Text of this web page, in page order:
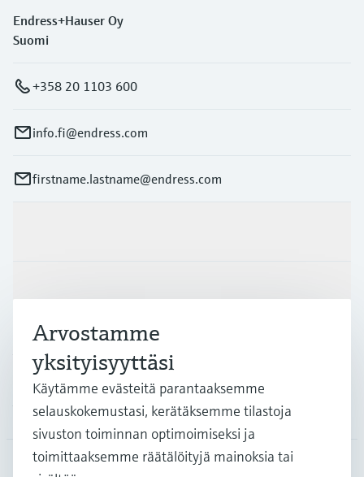
Endress+Hauser Oy
Suomi
+358 20 1103 600
info.fi@endress.com
firstname.lastname@endress.com
Asiakastuki
Yritys
Arvostamme
yksityisyyttäsi
Käytämme evästeitä parantaaksemme
selauskokemustasi, kerätäksemme tilastoja
sivuston toiminnan optimoimiseksi ja
toimittaaksemme räätälöityjä mainoksia tai